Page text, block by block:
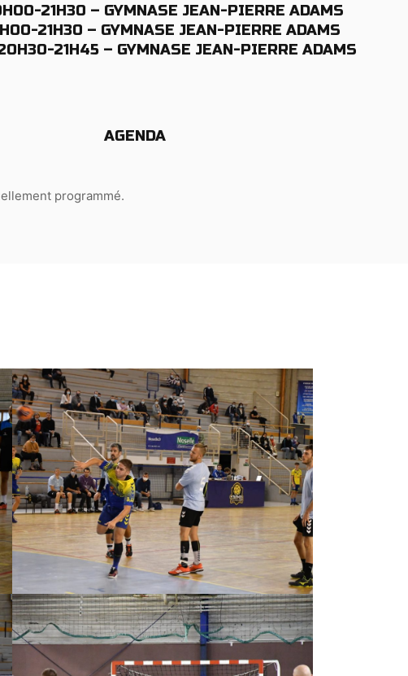
21H30 – GYMNASE JEAN-PIERRE ADAMS
21H30 – GYMNASE JEAN-PIERRE ADAMS
21H45 – GYMNASE JEAN-PIERRE ADAMS
AGENDA
programmé.